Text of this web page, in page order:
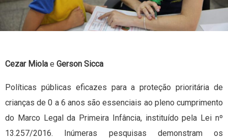
Cezar Miola e Gerson Sicca
Políticas públicas eficazes para a proteção prioritária de
crianças de 0 a 6 anos são essenciais ao pleno cumprimento
do Marco Legal da Primeira Infância, instituído pela Lei nº
13.257/2016. Inúmeras pesquisas demonstram os